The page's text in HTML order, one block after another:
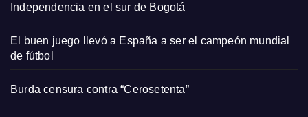
Independencia en el sur de Bogotá
El buen juego llevó a España a ser el campeón mundial
de fútbol
Burda censura contra “Cerosetenta”